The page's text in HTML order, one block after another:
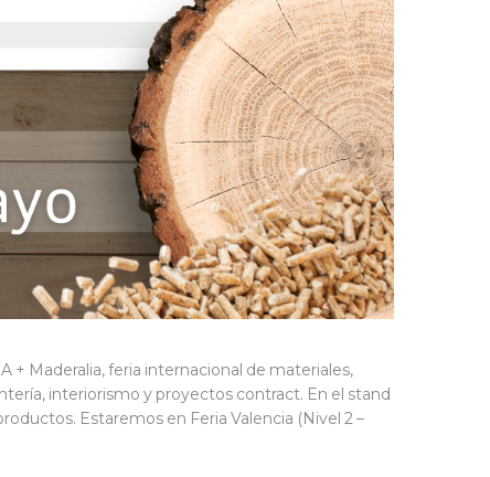
+ Maderalia, feria internacional de materiales,
interiorismo y proyectos contract. En el stand
Estaremos en Feria Valencia (Nivel 2 –